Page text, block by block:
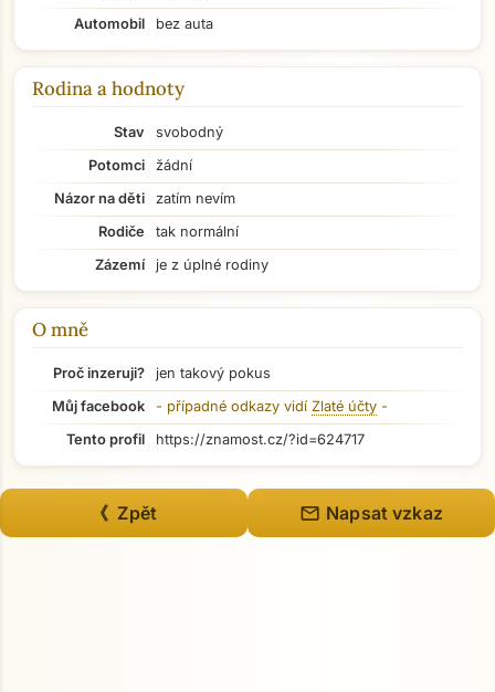
Přejít na hlavní obsah
Automobil
bez auta
Rodina a hodnoty
Stav
svobodný
Potomci
žádní
Názor na děti
zatím nevím
Rodiče
tak normální
Zázemí
je z úplné rodiny
O mně
Proč inzeruji?
jen takový pokus
Můj facebook
- případné odkazy vidí Zlaté účty -
Tento profil
https://znamost.cz/?id=624717
《 Zpět mail Napsat vzkaz